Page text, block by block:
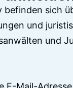
befinden sich
und
und